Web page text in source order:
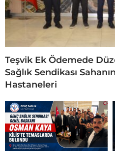
Teşvik Ek Ödemede
Sağlık Sendikası
Hastaneleri